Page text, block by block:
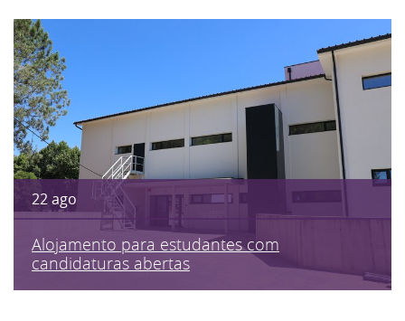
22ago
Alojamento para estudantes com
candidaturas abertas